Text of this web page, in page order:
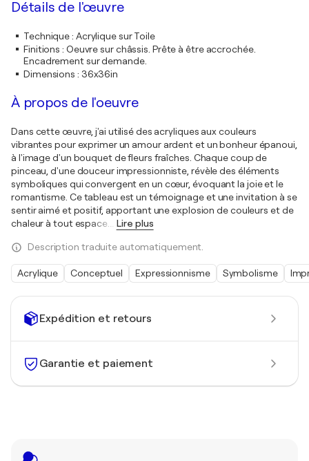
Expédition et retours
Garantie et paiement
Détails de l'œuvre
Technique: Acrylique sur Toile
Finitions : Oeuvre sur châssis. Prête à être accrochée.
Encadrement sur demande.
Dimensions : 36x36in
À propos de l'oeuvre
Dans cette œuvre, j'ai utilisé des acryliques aux couleurs
vibrantes pour exprimer un amour ardent et un bonheur épanoui,
à l'image d'un bouquet de fleurs fraîches. Chaque coup de
pinceau, d'une douceur impressionniste, révèle des éléments
symboliques qui convergent en un cœur, évoquant la joie et le
romantisme. Ce tableau est un témoignage et une invitation à se
sentir aimé et positif, apportant une explosion de couleurs et de
chaleur à tout espace.
Lire plus
Description traduite automatiquement.
Acrylique Conceptuel Expressionnisme Symbolisme